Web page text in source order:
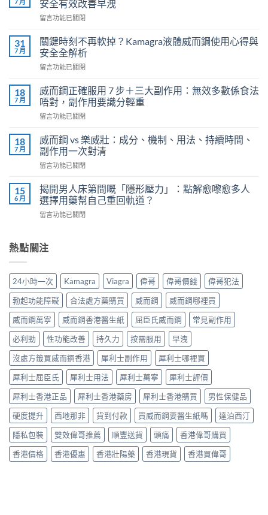
7 月
安全有效改善早洩
在
利
勁
（Priligy）
正
用
法
全
解
泌
尿
醫
教
你
安
效
改
早
洩〉
中
留言功能已關閉
31
7 月
關鍵時刻不再軟掉？Kamagra液體威而鋼使用心得與
安全全解析
在
鍵
時
刻
不
軟
掉？
Kamagra
液
威
而
使
得
全
全
解
析〉
中
留言功能已關閉
18
7 月
威而鋼正確服用 7 步＋三大副作用：無效多數係食法
唔對，副作用要識分輕重
在
而
鋼
正
確
用
7
步
＋
副
效
多
數
係
食
唔
對，
副
作
用
要
識
分
輕
重〉
中
留言功能已關閉
18
7 月
威而鋼 vs 樂威壯：成分、機制、用法、持續時間、
副作用一次對清
在
而
鋼
vs
樂
成
制、
用
法、
持
續
時
間、
副
作
用
一
次
對
清〉
中
留言功能已關閉
15
6 月
揭開男人床第間嘅「隱形壓力」：點解愈嚟愈多人
選擇用藥幫自己重回軌道？
在
男
人
第
嘅
「隱
形
壓
力」：
點
解
愈
嚟
愈
多
人
選
擇
用
藥
幫
留言功能已關閉
熱點關注
24小時一次 Kamagra Viagra 偉哥 偉哥價錢
偉哥犯法
勃起功能障礙
合法處方藥購買 威而鋼
威而鋼哪裡買
威而鋼萬寧
威而鋼香港醫生紙 屈臣氏威而鋼
常見副作用
必利勁
性功能改善 持久力 按需服用
早洩
沒處方籤買威而鋼香港
犀利士副作用
犀利士哪裡買
犀利士屈臣氏
犀利士用法 犀利士萬寧
犀利士評價
犀利士香港正品
犀利士香港藥房 犀利士香港購買
男性保健品
硬度提升
西地那非 貨到付款 買威而鋼要醫生紙嗎
達泊西汀
隱私包裝
雙效偉哥推薦 順豐送貨 頭痛
香港偉哥購買
香港價格
香港優惠 香港壯陽藥 香港現貨 香港買偉哥